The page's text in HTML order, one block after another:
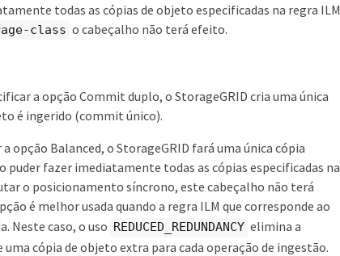
todas as cópias de objeto especificadas na regra ILM
class o cabeçalho não terá efeito.
a opção Commit duplo, o StorageGRID cria uma única
é ingerido (commit único).
a opção Balanced, o StorageGRID fará uma única cópia
puder fazer imediatamente todas as cópias especificadas na
o posicionamento síncrono, este cabeçalho não terá
é melhor usada quando a regra ILM que corresponde ao
Neste caso, o uso REDUCED_REDUNDANCY elimina a
uma cópia de objeto extra para cada operação de ingestão.